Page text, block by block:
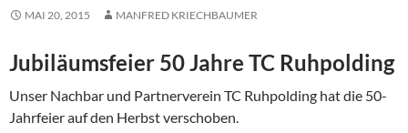
MAI 20, 2015 MANFRED KRIECHBAUMER
Jubiläumsfeier 50 Jahre TC Ruhpolding
Unser Nachbar und Partnerverein TC Ruhpolding hat die 50-
Jahrfeier auf den Herbst verschoben.